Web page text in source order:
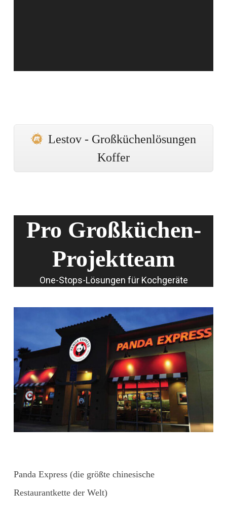
Lestov - Großküchenlösungen
Koffer
Pro Großküchen-
Projektteam
One-Stops-Lösungen für Kochgeräte
Panda Express (die größte chinesische
Restaurantkette der Welt)